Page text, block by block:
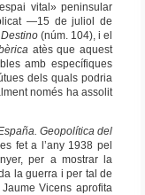
vital» peninsular
—15 de juliol de
Destino (núm. 104), i el
atès que aquest
amb específiques
dels quals podria
només ha assolit
Geopolítica del
fet a l’any 1938 pel
per a mostrar la
la guerra i per tal de
Vicens aprofita